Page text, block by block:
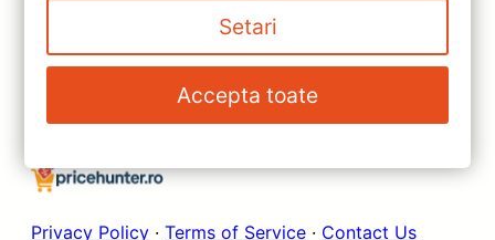
Detaliată, Testare &
Recomandări
2+32GB — Recenzie Detaliată,
Testare & Recomandări
Privacy Policy · Terms of Service · Contact Us
Setari
Accepta toate